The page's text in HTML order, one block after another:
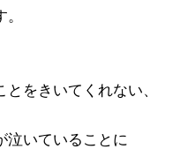
をきいてくれない、
泣いていることに